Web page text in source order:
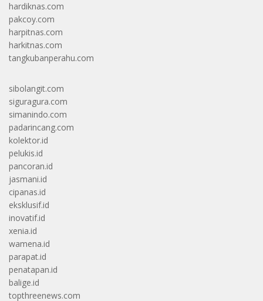
hardiknas.com
pakcoy.com
harpitnas.com
harkitnas.com
tangkubanperahu.com
sibolangit.com
siguragura.com
simanindo.com
padarincang.com
kolektor.id
pelukis.id
pancoran.id
jasmani.id
cipanas.id
eksklusif.id
inovatif.id
xenia.id
wamena.id
parapat.id
penatapan.id
balige.id
topthreenews.com